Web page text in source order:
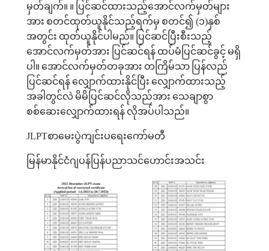
မှတ်ချက်။ ။ ပြင်ဆင်ထားသည့်အောင်လက်မှတ်များ
အား စတင်ထုတ်ယူနိုင်သည့်ရက်မှ စတင်၍ (၁)နှစ်
အတွင်း ထုတ်ယူနိုင်ပါမည်။ ပြင်ဆင်ပြီးစီးသည့်
အောင်လက်မှတ်အား ပြင်ဆင်ရန် ထပ်မံပြင်ဆင်ခွင့် မရှိ
ပါ။ အောင်လက်မှတ်တခုအား တကြိမ်သာ ပြန်လည်
ပြင်ဆင်ရန် လျှောက်ထားနိုင်ပြီး လျှောက်ထားသည့်
အခါတွင်လဲ မိမိပြင်ဆင်လိုသည်အား သေချာစွာ
စစ်ဆေးလျှောက်ထားရန် လိုအပ်ပါသည်။
JLPTစာမေးပွဲကျင်းပရေးကော်မတီ
မြန်မာနိုင်ငံဂျပန်ပြန်ပညာသင်ဟောင်းအသင်း